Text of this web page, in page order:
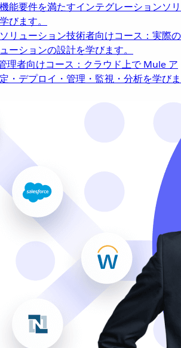
能要件を満たすインテグレーションソリ
びます。
リューション技術者向けコース：実際の
ーションの設計を学びます。
理者向けコース：クラウド上で Mule ア
・デプロイ・管理・監視・分析を学びま